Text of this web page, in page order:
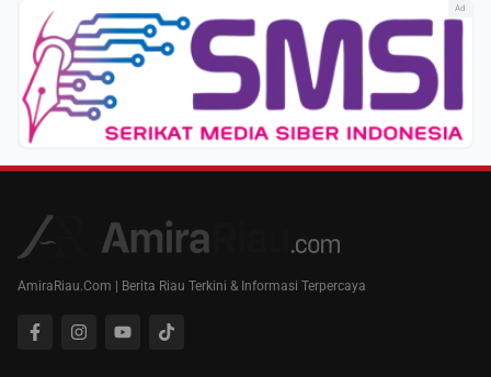
Ad
AmiraRiau.Com | Berita Riau Terkini & Informasi Terpercaya